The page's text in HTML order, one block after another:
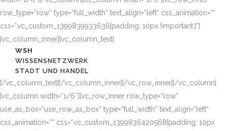
row_type=“row“ type=“full_width“ text_align=“left“ css_animation=““
css=“.vc_custom_1399839933636{padding: 10px !important;}“]
[vc_column_inner][vc_column_text]
WSH
WISSENSNETZWERK
STADT UND HANDEL
[/vc_column_text][/vc_column_inner][/vc_row_inner][/vc_column]
[vc_column width=“1/6″][vc_row_inner row_type=“row“
use_as_box=“use_row_as_box“ type=“full_width“ text_align=“left“
css_animation=““ css=“.vc_custom_1399836420568{padding: 10px